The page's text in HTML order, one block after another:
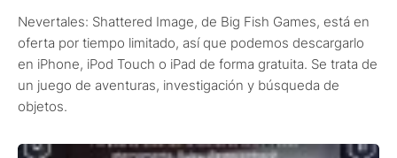
Nevertales: Shattered Image, de Big Fish Games, está en
oferta por tiempo limitado, así que podemos descargarlo
en iPhone, iPod Touch o iPad de forma gratuita. Se trata de
un juego de aventuras, investigación y búsqueda de
objetos.